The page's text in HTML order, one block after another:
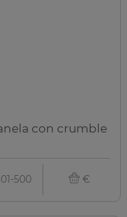
con crumble
500 €